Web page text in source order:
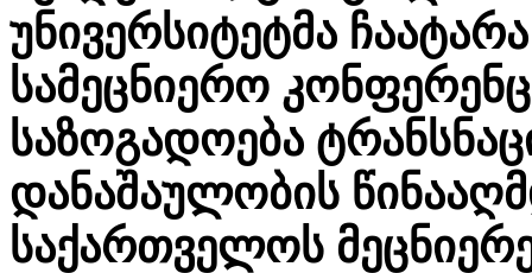
უნივერსიტეტმა
სამეცნიერო
საზოგადოება
დანაშაულობის
საქართველოს